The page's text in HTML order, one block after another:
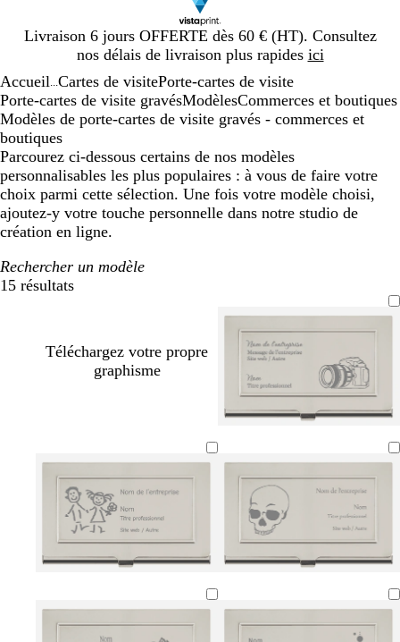
Livraison 6 jours OFFERTE dès 60 € (HT). Consultez
nos délais de livraison plus rapides ici
Diapositive
1
Accueil Cartes de visitePorte-cartes de visite
Porte-cartes de visite gravésModèlesCommerces et boutiques
Modèles de porte-cartes de visite gravés - commerces et
boutiques
Parcourez ci-dessous certains de nos modèles
personnalisables les plus populaires : à vous de faire votre
choix parmi cette sélection. Une fois votre modèle choisi,
ajoutez-y votre touche personnelle dans notre studio de
création en ligne.
Rechercher un modèle
15 résultats
Filtres
Téléchargez votre propre
graphisme